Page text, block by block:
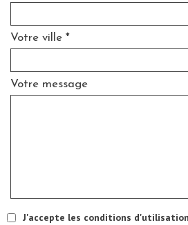
Votre ville *
Votre message
J'accepte les conditions